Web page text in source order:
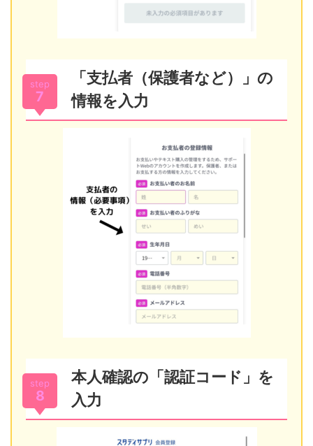
step
7
「支払者（保護者など）」の
情報を入力
step
8
本人確認の「認証コード」を
入力